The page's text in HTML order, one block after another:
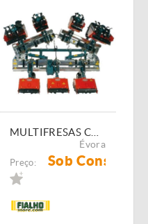
MULTIFRESAS COMEB FP - FPA - FPXA
Évora
Preço: Sob Consulta